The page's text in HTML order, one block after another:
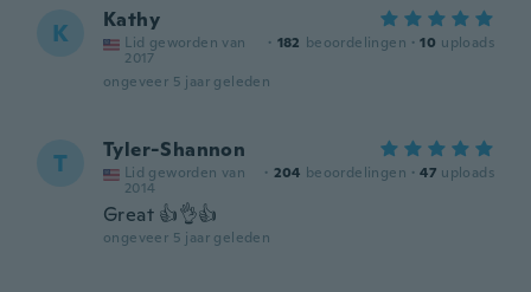
K Kathy
Lid geworden van
2017
· 182 beoordelingen · 10 uploads
ongeveer 5 jaar geleden
T Tyler-Shannon
Lid geworden van
2014
· 204 beoordelingen · 47 uploads
Great 👍👌👍
ongeveer 5 jaar geleden